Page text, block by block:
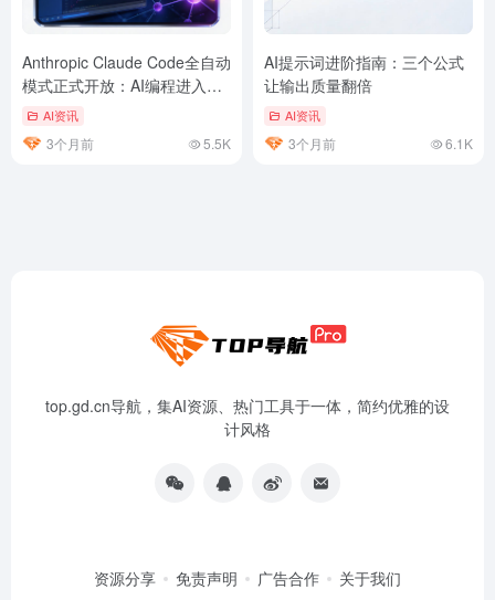
Anthropic Claude Code全自动
模式正式开放：AI编程进入
「全流程自主」时代
AI资讯
3个月前 5.5K
AI提示词进阶指南：三个公式
让输出质量翻倍
AI资讯
3个月前 6.1K
top.gd.cn导航，集AI资源、热门工具于一体，简约优雅的设
计风格
资源分享 免责声明 广告合作 关于我们